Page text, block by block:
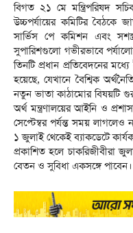
বিগত ২১ মে মন্ত্রিপরিষদ
উচ্চপর্যায়ের কমিটির বৈঠকে
সার্ভিস পে কমিশন এবং
সুপারিশগুলো গভীরভাবে
তিনটি প্রধান প্রতিবেদনের
হয়েছে, যেখানে বৈশ্বিক
নতুন ভাতা কাঠামোর বিষয়টি
অর্থ মন্ত্রণালয়ের আইনি ও
সেপ্টেম্বর পর্যন্ত সময়
১ জুলাই থেকেই ব্যাকডেটে
প্রকাশিত হলে চাকরিজীবীরা
বেতন ও সুবিধা একসঙ্গে পাবেন।